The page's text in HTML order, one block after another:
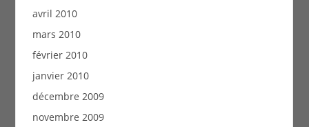
avril 2010
mars 2010
février 2010
janvier 2010
décembre 2009
novembre 2009